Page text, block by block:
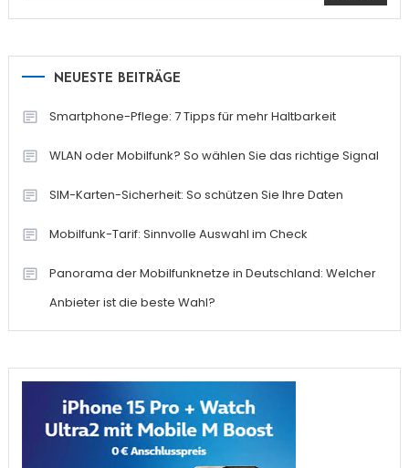
NEUESTE BEITRÄGE
Smartphone-Pflege: 7 Tipps für mehr Haltbarkeit
WLAN oder Mobilfunk? So wählen Sie das richtige Signal
SIM-Karten-Sicherheit: So schützen Sie Ihre Daten
Mobilfunk-Tarif: Sinnvolle Auswahl im Check
Panorama der Mobilfunknetze in Deutschland: Welcher
Anbieter ist die beste Wahl?